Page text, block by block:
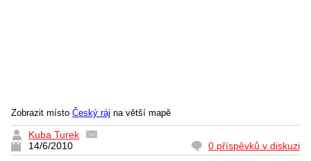
Zobrazit místo Český ráj na větší mapě
Kuba Turek
14/6/2010
0 příspěvků v diskuzi